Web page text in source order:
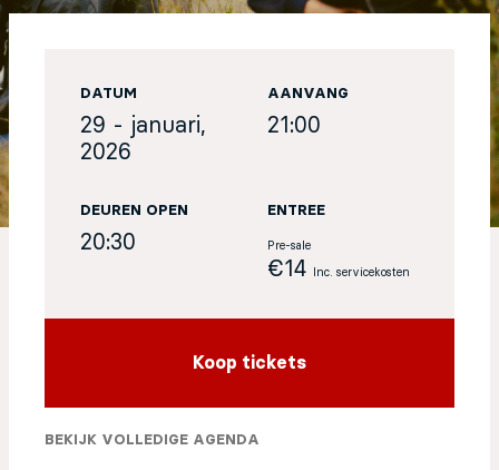
DATUM
29 - januari,
2026
AANVANG
21:00
DEUREN OPEN
20:30
ENTREE
Pre-sale
€14 Inc. servicekosten
Koop tickets
BEKIJK VOLLEDIGE AGENDA